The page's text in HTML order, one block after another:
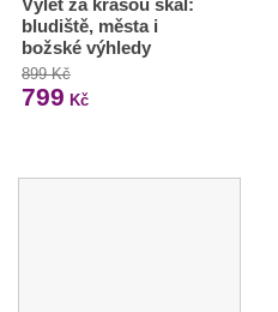
Výlet za krásou skal:
bludiště, města i
božské výhledy
899 Kč
799 Kč